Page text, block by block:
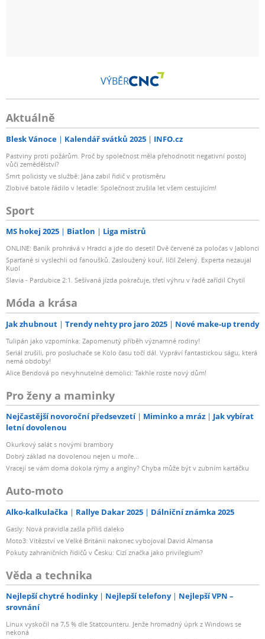
VÝBĚR
Aktuálně
Blesk Vánoce Kalendář svátků 2025 INFO.cz
Pastviny proti požárům. Proč by společnost měla přehodnotit negativní postoj
vůči zemědělství?
Smrt policisty ve službě: Jána zabil řidič v protisměru
Zlobivé batole řádilo v letadle: Společnost zrušila let všem cestujícím!
Sport
MS hokej 2025 Biatlon Liga mistrů
ONLINE: Baník prohrává v Hradci a jde do deseti! Dvě červené za poločas v Jablonci
Sparťané si vyslechli od fanoušků. Zasloužený kouř, líčil Zelený. Experta nezaujal
Kuol
Slavia - Pardubice 2:1. Sešívaná jízda pokračuje, třetí výhru v řadě zařídil Chytil
Móda a krása
Jak zhubnout Trendy nehty pro jaro 2025 Nové make-up trendy
Tulipán jako vzpomínka: Zapomenutý příběh významné rodiny!
Seriál zrušili, pro posluchače se Kolo času točí dál. Vypráví fantastickou ságu, která
nemá obdoby!
Alice Bendová po nevyhnutelné demolici: Takhle roste nový dům!
Pro ženy a maminky
Nejčastější novoroční předsevzetí Miminko a mráz
Jak vybírat
letní dovolenou
Okurkový salát s novými brambory
Dobrý základ na dovolenou nejen u moře...
Vracejí se vám doma dokola rýmy a angíny? Chyba může být v zubním kartáčku
Auto-moto
Alko-kalkulačka Rallye Dakar 2025 Dálniční známka 2025
Gasly: Nová pravidla zašla příliš daleko
Moto3: Vítězství ve Velké Británii nakonec vybojoval David Almansa
Pokuty zahraničních řidičů v Česku: Cizí značka jako privilegium?
Věda a technika
Nejlepší chytré hodinky Nejlepší telefony
Nejlepší VPN –
srovnání
Linux vyskočil na 7,5 % dle Statcounteru. Jenže hromadný úprk z Windows se
nekoná